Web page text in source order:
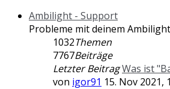
Ambilight - Support
Probleme mit deinem
1032Themen
7767Beiträge
Letzter BeitragWas ist
von igor91 15. Nov 2021,